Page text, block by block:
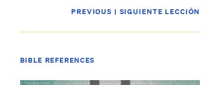
PREVIOUS | SIGUIENTE LECCIÓN
BIBLE REFERENCES